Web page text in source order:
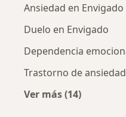
Ansiedad en Envigado
Duelo en Envigado
Dependencia
Trastorno de
Ver más (14)